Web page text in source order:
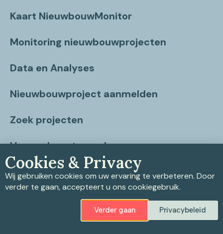
Kaart NieuwbouwMonitor
Monitoring nieuwbouwprojecten
Data en Analyses
Nieuwbouwproject aanmelden
Zoek projecten
Vragen beantwoord
Contact
Cookiebeleid
Cookies & Privacy
Wij gebruiken cookies om uw ervaring te verbeteren. Door
verder te gaan, accepteert u ons cookiegebruik.
Verder gaan Privacybeleid